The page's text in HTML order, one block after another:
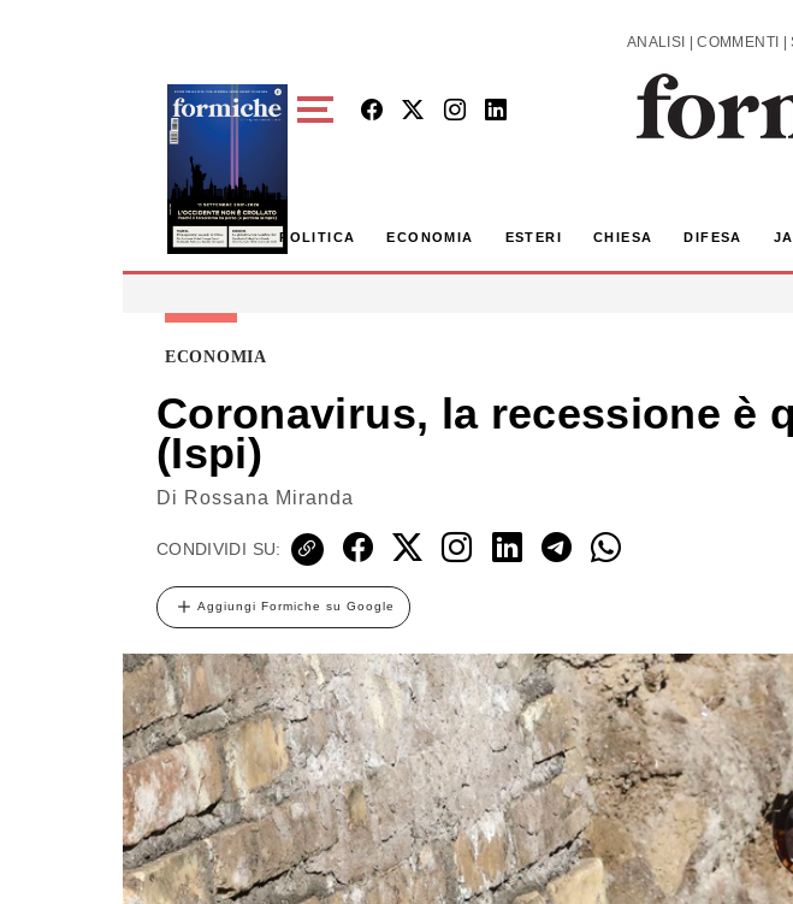
POLITICA ECONOMIA ESTERI CHIESA DIFESA
ECONOMIA
Coronavirus, la recessione è
(Ispi)
Di Rossana Miranda
CONDIVIDI SU:
Aggiungi Formiche su Google